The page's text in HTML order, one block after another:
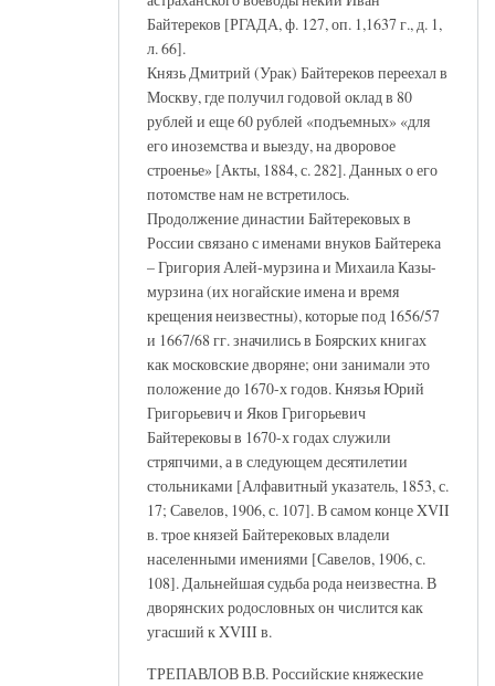
Байтереков [РГАДА, ф. 127, оп. 1,1637 г., д. 1,
л. 66].
Князь Дмитрий (Урак) Байтереков переехал в
Москву, где получил годовой оклад в 80
рублей и еще 60 рублей «подъемных» «для
его иноземства и выезду, на дворовое
строенье» [Акты, 1884, с. 282]. Данных о его
потомстве нам не встретилось.
Продолжение династии Байтерековых в
России связано с именами внуков Байтерека
– Григория Алей-мурзина и Михаила Казы-
мурзина (их ногайские имена и время
крещения неизвестны), которые под 1656/57
и 1667/68 гг. значились в Боярских книгах
как московские дворяне; они занимали это
положение до 1670-х годов. Князья Юрий
Григорьевич и Яков Григорьевич
Байтерековы в 1670-х годах служили
стряпчими, а в следующем десятилетии
стольниками [Алфавитный указатель, 1853, с.
17; Савелов, 1906, с. 107]. В самом конце XVII
в. трое князей Байтерековых владели
населенными имениями [Савелов, 1906, с.
108]. Дальнейшая судьба рода неизвестна. В
дворянских родословных он числится как
угасший к XVIII в.
ТРЕПАВЛОВ В.В. Российские княжеские